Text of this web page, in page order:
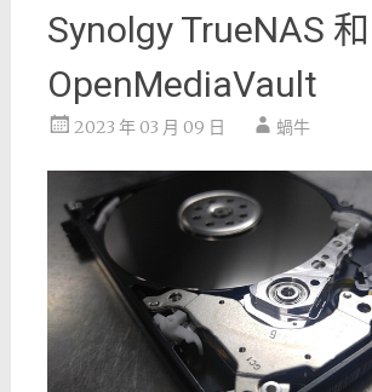
Synolgy TrueNAS 和
OpenMediaVault
2023 年 03 月 09 日 蝸牛